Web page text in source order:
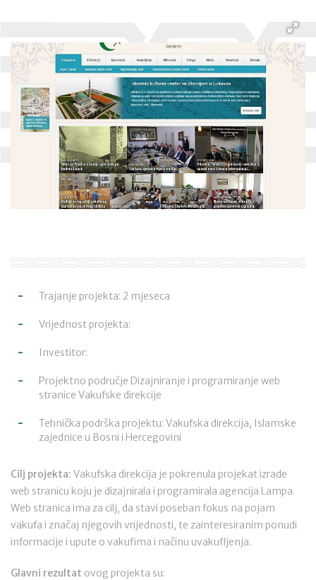
Trajanje projekta: 2 mjeseca
Vrijednost projekta:
Investitor:
Projektno područje Dizajniranje i programiranje web
stranice Vakufske direkcije
Tehnička podrška projektu: Vakufska direkcija, Islamske
zajednice u Bosni i Hercegovini
Cilj projekta: Vakufska direkcija je pokrenula projekat izrade
web stranicu koju je dizajnirala i programirala agencija Lampa.
Web stranica ima za cilj, da stavi poseban fokus na pojam
vakufa i značaj njegovih vrijednosti, te zainteresiranim ponudi
informacije i upute o vakufima i načinu uvakufljenja.
Glavni rezultat ovog projekta su: